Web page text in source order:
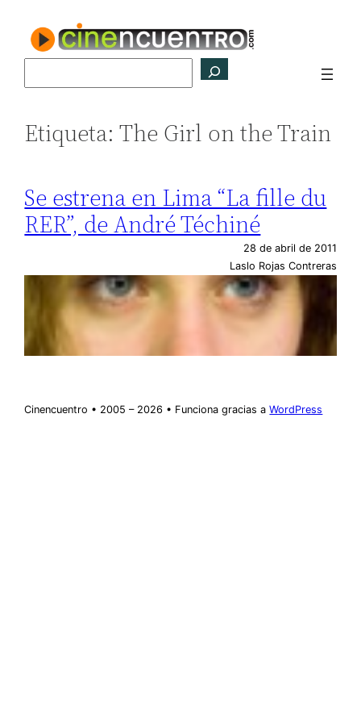
contenido
Etiqueta:The Girl on the Train
Se estrena en Lima “La fille du
RER”, de André Téchiné
28 de abril de 2011
Laslo Rojas Contreras
Cinencuentro • 2005 – 2026 • Funciona gracias aWordPress